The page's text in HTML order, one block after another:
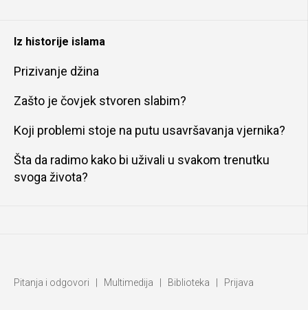
Iz historije islama
Prizivanje džina
Zašto je čovjek stvoren slabim?
Koji problemi stoje na putu usavršavanja vjernika?
Šta da radimo kako bi uživali u svakom trenutku
svoga života?
Pitanja i odgovori Multimedija Biblioteka Prijava